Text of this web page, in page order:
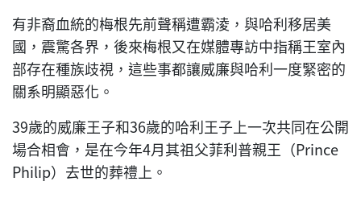
有非裔血統的梅根先前聲稱遭霸淩，與哈利移居美
國，震驚各界，後來梅根又在媒體專訪中指稱王室內
部存在種族歧視，這些事都讓威廉與哈利一度緊密的
關系明顯惡化。
39歲的威廉王子和36歲的哈利王子上一次共同在公開
場合相會，是在今年4月其祖父菲利普親王（Prince
Philip）去世的葬禮上。